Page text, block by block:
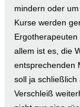
mindern oder
Kurse werden
allem ist es, die
entsprechenden
soll ja
Verschleiß